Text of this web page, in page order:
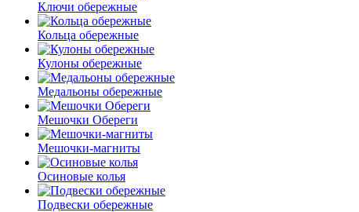
Ключи обережные
Кольца обережные
Кулоны обережные
Медальоны обережные
Мешочки Обереги
Мешочки-магниты
Осиновые колья
Подвески обережные